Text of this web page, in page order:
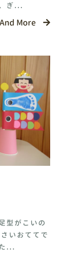
ぎ...
And More
型がこいの
いおててで
...